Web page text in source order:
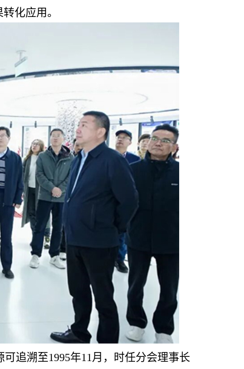
化应用。
追溯至1995年11月，时任分会理事长